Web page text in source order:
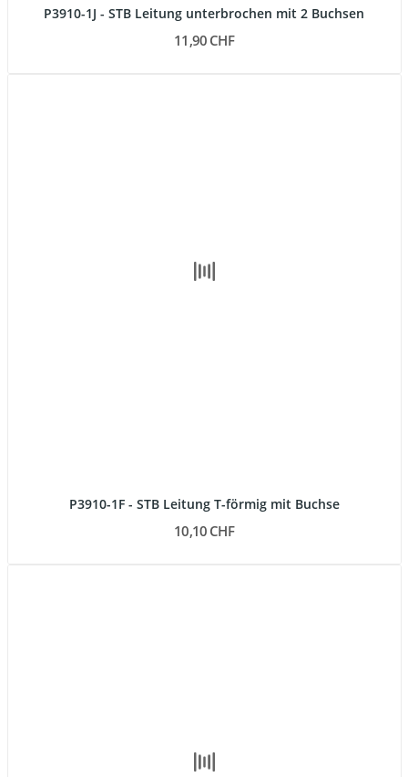
P3910-1J - STB Leitung unterbrochen mit 2 Buchsen
11,90 CHF
P3910-1F - STB Leitung T-förmig mit Buchse
10,10 CHF